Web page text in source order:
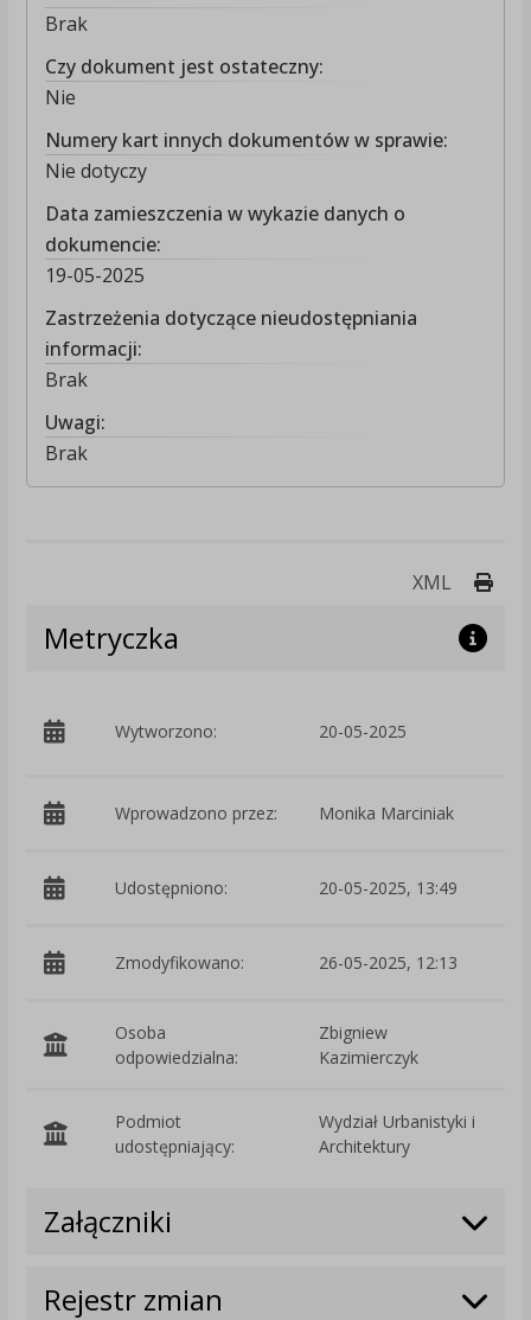
Brak
Czy dokument jest ostateczny:
Nie
Numery kart innych dokumentów w sprawie:
Nie dotyczy
Data zamieszczenia w wykazie danych o
dokumencie:
19-05-2025
Zastrzeżenia dotyczące nieudostępniania
informacji:
Brak
Uwagi:
Brak
XML
Metryczka
Wytworzono: 20-05-2025
Wprowadzono przez: Monika Marciniak
Udostępniono: 20-05-2025, 13:49
Zmodyfikowano: 26-05-2025, 12:13
Osoba
odpowiedzialna:
Zbigniew
Kazimierczyk
Podmiot
udostępniający:
Wydział Urbanistyki i
Architektury
Załączniki
Rejestr zmian